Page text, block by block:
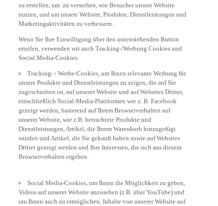
zu erstellen, um zu verstehen, wie Besucher unsere Website
nutzen, und um unsere Website, Produkte, Dienstleistungen und
Marketingaktivitäten zu verbessern.
Wenn Sie Ihre Einwilligung über den untenstehenden Button
erteilen, verwenden wir auch Tracking-/Werbung Cookies und
Social Media-Cookies:
Tracking- / Werbe-Cookies, um Ihnen relevante Werbung für
unsere Produkte und Dienstleistungen zu zeigen, die auf Sie
zugeschnitten ist, auf unserer Website und auf Websites Dritter,
einschließlich Social-Media-Plattformen wie z. B. Facebook
gezeigt werden, basierend auf Ihrem Browserverhalten auf
unserer Website, wie z.B. betrachtete Produkte und
Dienstleistungen, Artikel, die Ihrem Warenkorb hinzugefügt
wurden und Artikel, die Sie gekauft haben sowie auf Websites
Dritter gezeigt werden und Ihre Interessen, die sich aus diesem
Browserverhalten ergeben.
Social Media-Cookies, um Ihnen die Möglichkeit zu geben,
Videos auf unserer Website anzusehen (z.B. über YouTube) und
um Ihnen auch zu ermöglichen, Inhalte von unserer Website auf